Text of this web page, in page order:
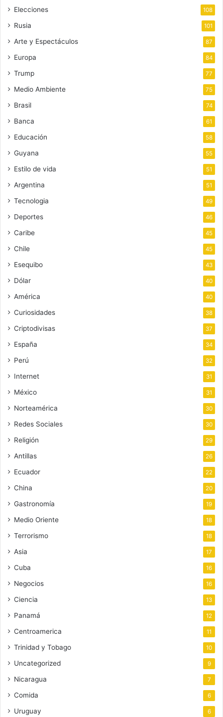
Elecciones 108
Rusia 101
Arte y Espectáculos 87
Europa 84
Trump 77
Medio Ambiente 75
Brasil 74
Banca 61
Educación 58
Guyana 55
Estilo de vida 51
Argentina 51
Tecnologia 49
Deportes 46
Caribe 45
Chile 45
Esequibo 43
Dólar 40
América 40
Curiosidades 38
Criptodivisas 37
España 34
Perú 32
Internet 31
México 31
Norteamérica 30
Redes Sociales 30
Religión 29
Antillas 26
Ecuador 22
China 20
Gastronomía 19
Medio Oriente 18
Terrorismo 18
Asia 17
Cuba 16
Negocios 16
Ciencia 13
Panamá 12
Centroamerica 11
Trinidad y Tobago 10
Uncategorized 9
Nicaragua 7
Comida 6
Uruguay 6